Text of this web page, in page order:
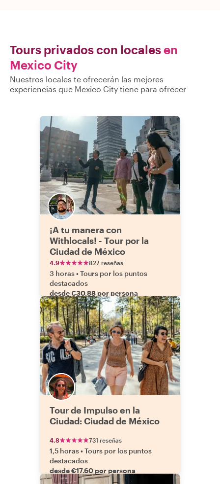
Tours privados con localesen
Mexico City
Nuestros locales te ofrecerán las mejores
experiencias que Mexico City tiene para ofrecer
¡A tu manera con
Withlocals! - Tour por la
Ciudad de México
4.9 827 reseñas
3 horas•Tours por los puntos
destacados
desde €30.88 por persona
Tour de Impulso en la
Ciudad: Ciudad de México
4.8 731 reseñas
1,5 horas•Tours por los puntos
destacados
desde €17.60 por persona